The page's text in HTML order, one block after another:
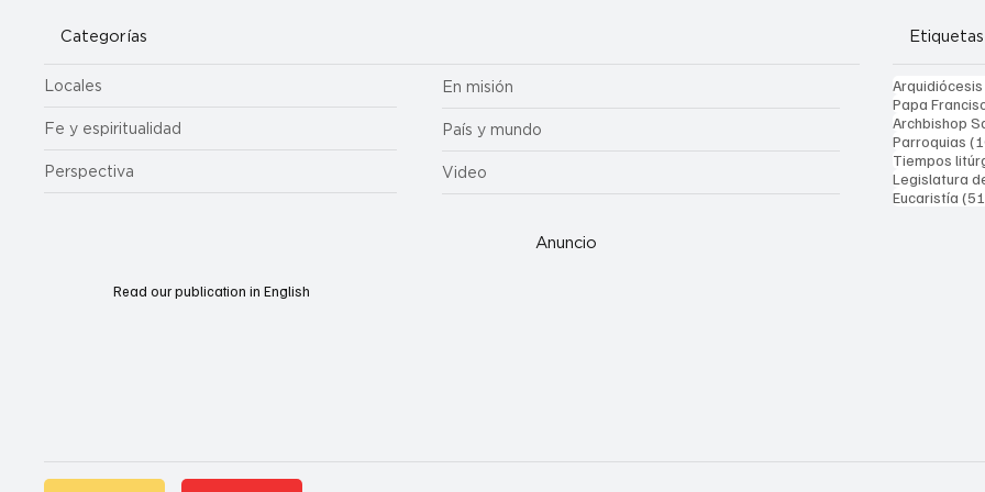
Categorías
Locales
Fe y espiritualidad
Perspectiva
En misión
País y mundo
Video
Papa
Archbishop
Parroquias
Tiempos
Legislatura
Eucaristía
Read our publication in English
Anuncio